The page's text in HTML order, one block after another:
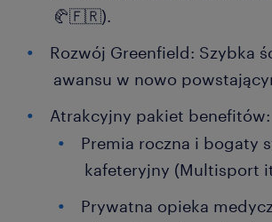
🥐🇫🇷).
Rozwój Greenfield: Szybka
awansu w nowo
Atrakcyjny pakiet benefitów:
Premia roczna i bogaty
kafeteryjny (Multisport
Prywatna opieka